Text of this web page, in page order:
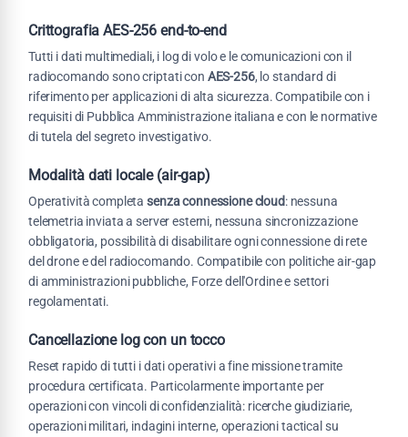
Crittografia AES-256 end-to-end
Tutti i dati multimediali, i log di volo e le comunicazioni con il
radiocomando sono criptati con AES-256, lo standard di
riferimento per applicazioni di alta sicurezza. Compatibile con i
requisiti di Pubblica Amministrazione italiana e con le normative
di tutela del segreto investigativo.
Modalità dati locale (air-gap)
Operatività completasenza connessione cloud: nessuna
telemetria inviata a server esterni, nessuna sincronizzazione
obbligatoria, possibilità di disabilitare ogni connessione di rete
del drone e del radiocomando. Compatibile con politiche air-gap
di amministrazioni pubbliche, Forze dell'Ordine e settori
regolamentati.
Cancellazione log con un tocco
Reset rapido di tutti i dati operativi a fine missione tramite
procedura certificata. Particolarmente importante per
operazioni con vincoli di confidenzialità: ricerche giudiziarie,
operazioni militari, indagini interne, operazioni tactical su